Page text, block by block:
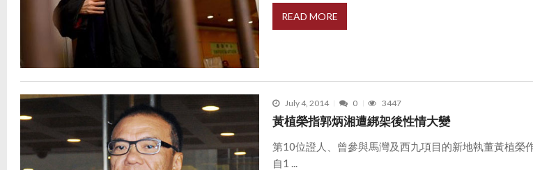
READ MORE
July 4, 2014 0 3447
黃植榮指郭炳湘遭綁架後性情大變
第10位證人、曾參與馬灣及西九項目的新地執董黃植榮
自1 ...